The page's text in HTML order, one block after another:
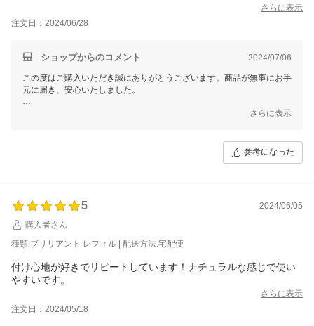
さらに表示
注文日：2024/06/28
ショップからのコメント 2024/07/06
この度はご購入いただき誠にありがとうございます。商品が無事にお手
元に届き、安心いたしました。
まだお使いになられていないとのことですが、ぜひ楽しみにお待ちいた
さらに表示
参考になった
5
2024/06/05
購入者さん
種類:ブリリアント レフィル | 配送方法:宅配便
付け心地が好きでリピートしています！ナチュラルな感じで使い
やすいです。
さらに表示
注文日：2024/05/18